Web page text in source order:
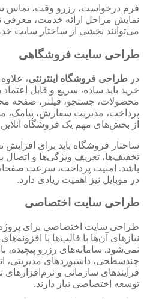
فرم درخواست، رزرو وقت، تماس
نمایش مراحل ارائه خدمت، معرفی
می‌توانند بخشی از ساختار سایت
طراحی سایت فروشگاهی
در طراحی فروشگاه اینترنتی،
خرید باید ساده، سریع و قابل
محصولات، جستجو، فیلتر، صفحه
پرداخت، مدیریت سفارش،
از بخش‌های مهم یک فروشگاه
ساختار فروشگاه باید برای افزایش
تخفیف‌ها، تعریف ویژگی‌ها و اتصال
باشد. امنیت پرداخت، سرعت
در موبایل نیز اهمیت زیادی دارد.
طراحی سایت اختصاصی
طراحی سایت اختصاصی برای
نیازهای آن‌ها با قالب‌ها یا
نمی‌شود. سامانه‌های رزرو پیچیده،
چندسطحی، داشبوردهای مدیریتی،
فرآیندهای سازمانی و
توسعه اختصاصی نیاز دارند.